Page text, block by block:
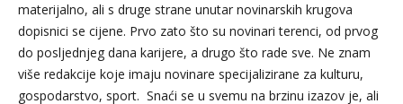
materijalno, ali s druge strane unutar novinarskih krugova
dopisnici se cijene. Prvo zato što su novinari terenci, od prvog
do posljednjeg dana karijere, a drugo što rade sve. Ne znam
više redakcije koje imaju novinare specijalizirane za kulturu,
gospodarstvo, sport. Snaći se u svemu na brzinu izazov je, ali